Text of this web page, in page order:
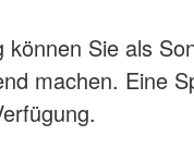
können Sie als
machen. Eine